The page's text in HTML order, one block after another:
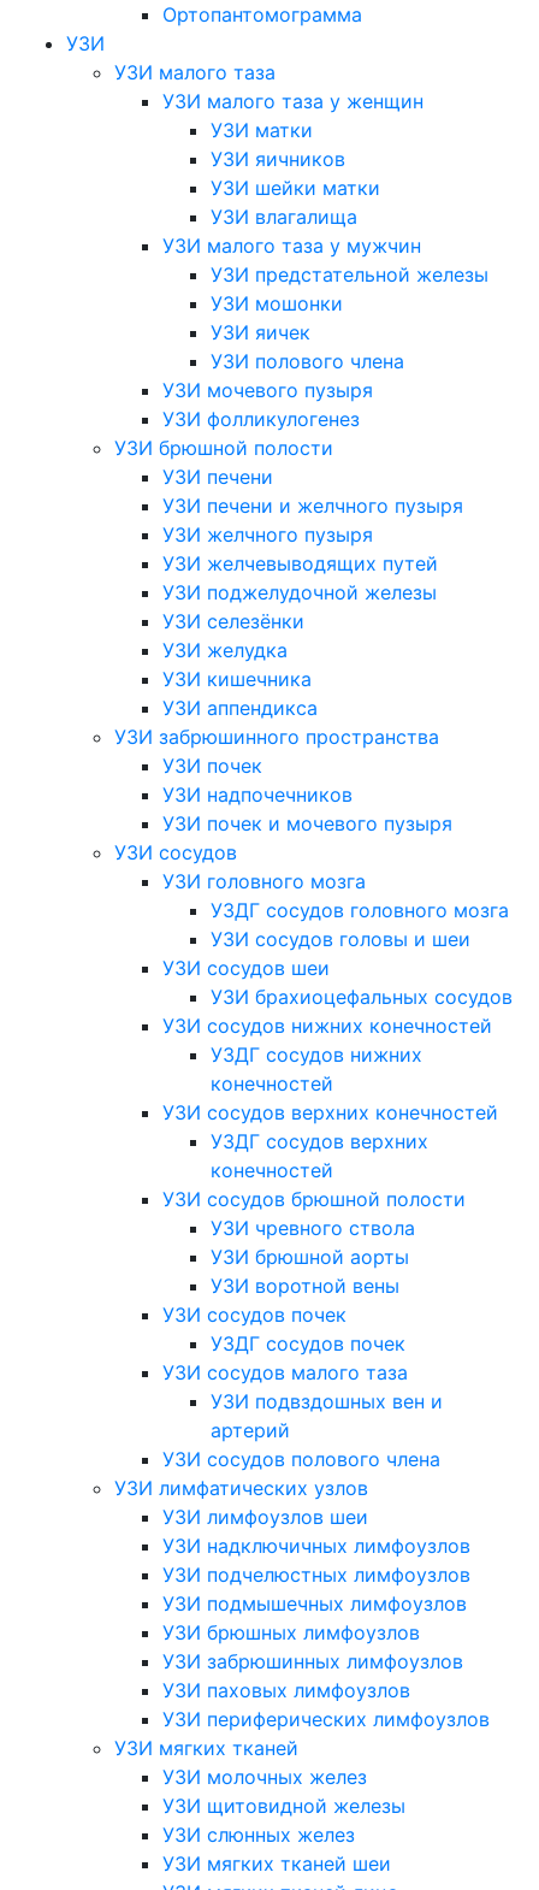
Ортопантомограмма
УЗИ
УЗИ малого таза
УЗИ малого таза у женщин
УЗИ матки
УЗИ яичников
УЗИ шейки матки
УЗИ влагалища
УЗИ малого таза у мужчин
УЗИ предстательной железы
УЗИ мошонки
УЗИ яичек
УЗИ полового члена
УЗИ мочевого пузыря
УЗИ фолликулогенез
УЗИ брюшной полости
УЗИ печени
УЗИ печени и желчного пузыря
УЗИ желчного пузыря
УЗИ желчевыводящих путей
УЗИ поджелудочной железы
УЗИ селезёнки
УЗИ желудка
УЗИ кишечника
УЗИ аппендикса
УЗИ забрюшинного пространства
УЗИ почек
УЗИ надпочечников
УЗИ почек и мочевого пузыря
УЗИ сосудов
УЗИ головного мозга
УЗДГ сосудов головного мозга
УЗИ сосудов головы и шеи
УЗИ сосудов шеи
УЗИ брахиоцефальных сосудов
УЗИ сосудов нижних конечностей
УЗДГ сосудов нижних
конечностей
УЗИ сосудов верхних конечностей
УЗДГ сосудов верхних
конечностей
УЗИ сосудов брюшной полости
УЗИ чревного ствола
УЗИ брюшной аорты
УЗИ воротной вены
УЗИ сосудов почек
УЗДГ сосудов почек
УЗИ сосудов малого таза
УЗИ подвздошных вен и
артерий
УЗИ сосудов полового члена
УЗИ лимфатических узлов
УЗИ лимфоузлов шеи
УЗИ надключичных лимфоузлов
УЗИ подчелюстных лимфоузлов
УЗИ подмышечных лимфоузлов
УЗИ брюшных лимфоузлов
УЗИ забрюшинных лимфоузлов
УЗИ паховых лимфоузлов
УЗИ периферических лимфоузлов
УЗИ мягких тканей
УЗИ молочных желез
УЗИ щитовидной железы
УЗИ слюнных желез
УЗИ мягких тканей шеи